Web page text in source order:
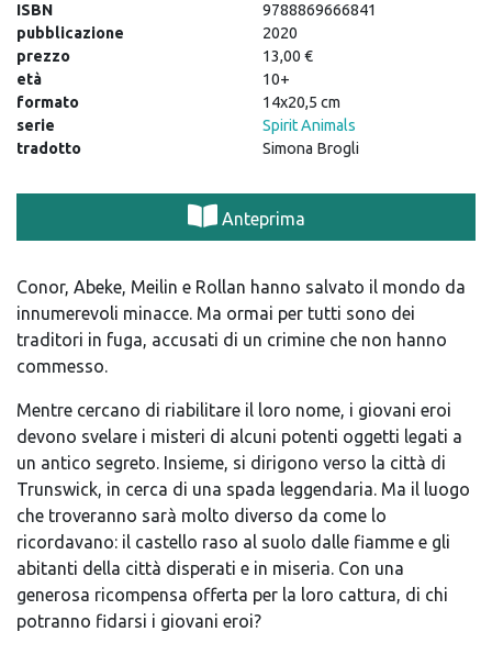
ISBN
9788869666841
pubblicazione
2020
prezzo
13,00 €
età
10+
formato
14x20,5 cm
serie
Spirit Animals
tradotto
Simona Brogli
Anteprima
Conor, Abeke, Meilin e Rollan hanno salvato il mondo da
innumerevoli minacce. Ma ormai per tutti sono dei
traditori in fuga, accusati di un crimine che non hanno
commesso.
Mentre cercano di riabilitare il loro nome, i giovani eroi
devono svelare i misteri di alcuni potenti oggetti legati a
un antico segreto. Insieme, si dirigono verso la città di
Trunswick, in cerca di una spada leggendaria. Ma il luogo
che troveranno sarà molto diverso da come lo
ricordavano: il castello raso al suolo dalle fiamme e gli
abitanti della città disperati e in miseria. Con una
generosa ricompensa offerta per la loro cattura, di chi
potranno fidarsi i giovani eroi?